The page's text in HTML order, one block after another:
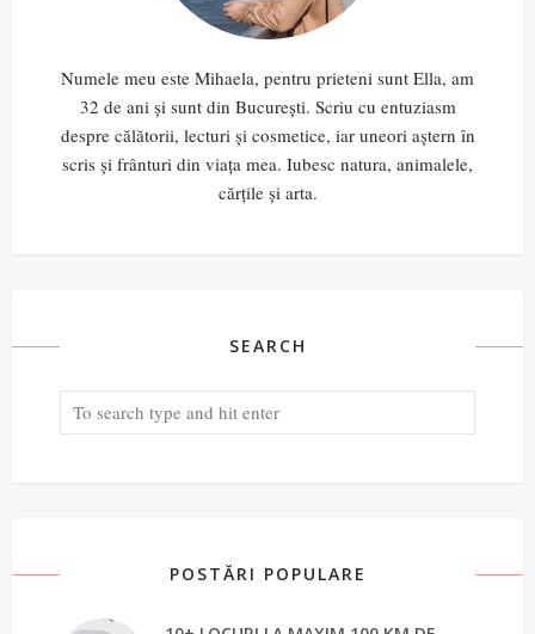
Numele meu este Mihaela, pentru prieteni sunt Ella, am
32 de ani și sunt din București. Scriu cu entuziasm
despre călătorii, lecturi și cosmetice, iar uneori aștern în
scris și frânturi din viața mea. Iubesc natura, animalele,
cărțile și arta.
SEARCH
POSTĂRI POPULARE